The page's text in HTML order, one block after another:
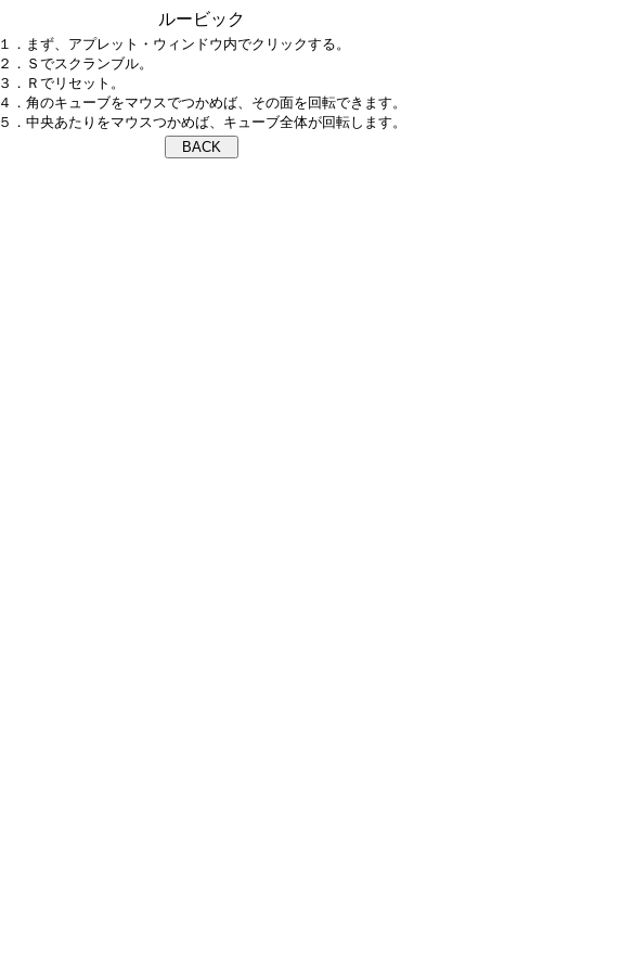
ルービック
１．まず、アプレット・ウィンドウ内でクリックする。
２．Ｓでスクランブル。
３．Ｒでリセット。
４．角のキューブをマウスでつかめば、その面を回転できます。